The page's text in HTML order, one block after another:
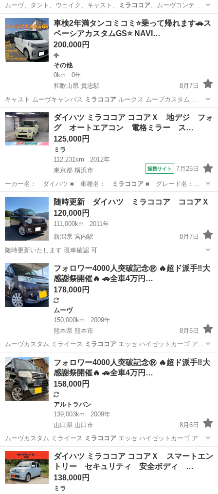
ムーヴ、タント、ウェイク、キャスト、
ミラココア、ムーヴコンテ、
ミラジーノ、ワゴンR…
福岡 筑後市 大溝駅 ワゴンＲ ワゴンR
車検2年満タンコミコミ⭐️乗って帰れます🚗ス
ペーシアカスタムGS⭐️ NAVI…
200,000円
その他
0km
0年
和歌山県 貴志駅
8月7日
キャスト ムーヴキャンバス ミラココア ルークス ムーブカスタム …
和歌山 紀の川市
ダイハツ ミラココア ココアＸ 地デジ フォ
グ オートエアコン 電格ミラー ス…
125,000円
ミラ
112,231km
2012年
東京都 横浜市
提携サイト 7月25日
ーカー名： ダイハツ ■ 車種名： ミラココア■ グレード名：
ココアＸ 地デジ…
東京 横浜市 ミラ
随時更新 ダイハツ ミラココア ココアＸ
120,000円
111,000km
2011年
新潟県 宮内駅
8月7日
随時更新いたします 現車確認 可
新潟 長岡市 ダイハツ ミラココア
フォロワー4000人突破記念㊗️ 🔥超ド派手‼️大
感謝祭開催🔥 🚗全車4万円…
178,000円
ムーヴ
150,000km
2009年
熊本県 熊本市
8月6日
ムーヴカスタム ミライース ミラココアエッセ ハイゼットカーゴ ア…
熊本 熊本市 チャンス
フォロワー4000人突破記念㊗️ 🔥超ド派手‼️大
感謝祭開催🔥 🚗全車4万円…
158,000円
アルトラパン
139,003km
2009年
山口県 山口市
8月6日
ムーヴカスタム ミライース ミラココアエッセ ハイゼットカーゴ ア…
山口 山口市 アルトラパン
ダイハツ ミラココア ココアＸ スマートエン
トリー セキュリティ 安全ボディ …
138,000円
ミラ